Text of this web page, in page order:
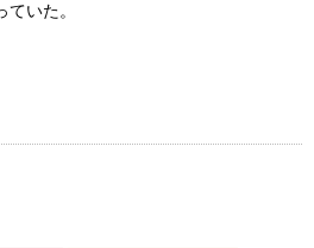
ていた。